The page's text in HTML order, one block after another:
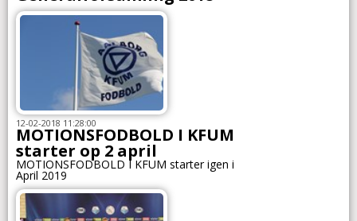
12-02-2018 11:28:00
MOTIONSFODBOLD I KFUM
starter op 2 april
MOTIONSFODBOLD I KFUM starter igen i
April 2019